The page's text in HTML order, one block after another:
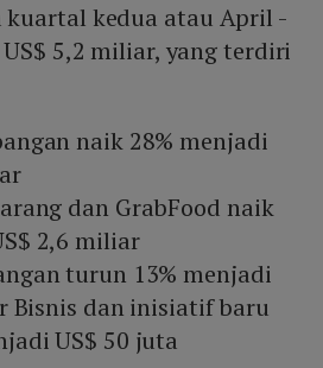
kuartal kedua atau April -
5,2 miliar, yang terdiri
naik 28% menjadi
dan GrabFood naik
2,6 miliar
turun 13% menjadi
Bisnis dan inisiatif baru
US$ 50 juta